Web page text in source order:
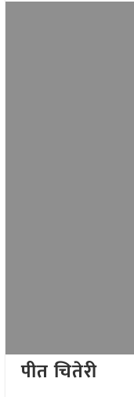
पीत चितेरी